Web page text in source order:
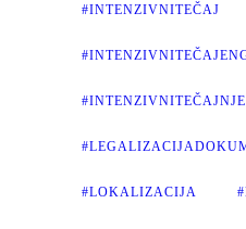
#INTENZIVNITEČAJ
#LOKALIZACIJA